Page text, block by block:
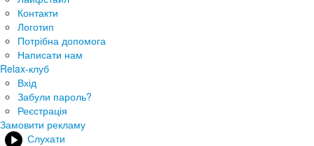
Контакти
Логотип
Потрібна допомога
Написати нам
Relax-клуб
Вхід
Забули пароль?
Реєстрація
Замовити рекламу
Слухати